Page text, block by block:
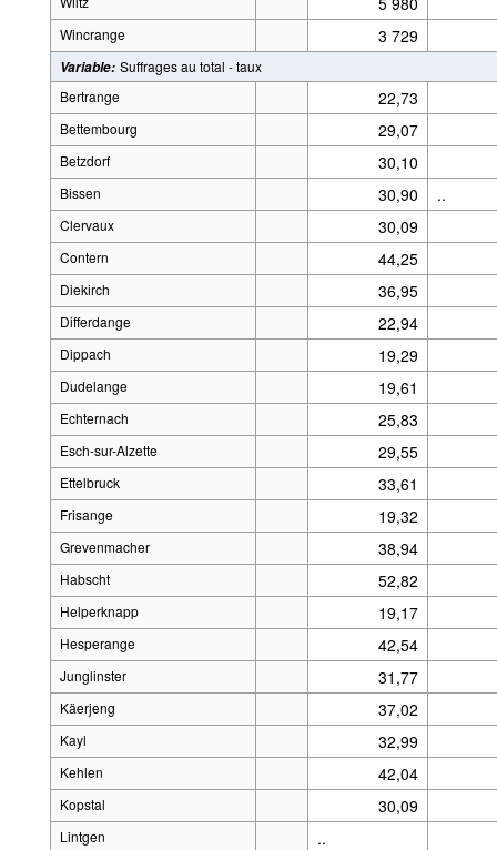
Wincrange 3 729
Variable: Suffrages au total - taux
Bertrange
22,73
Bettembourg 29,07
Betzdorf 30,10
Bissen 30,90 ..
Clervaux 30,09
Contern 44,25
Diekirch 36,95
Differdange 22,94
Dippach 19,29
Dudelange 19,61
Echternach 25,83
Esch-sur-Alzette 29,55
Ettelbruck 33,61
Frisange 19,32
Grevenmacher 38,94
Habscht 52,82
Helperknapp 19,17
Hesperange 42,54
Junglinster 31,77
Käerjeng 37,02
Kayl 32,99
Kehlen 42,04
Kopstal 30,09
Lintgen ..